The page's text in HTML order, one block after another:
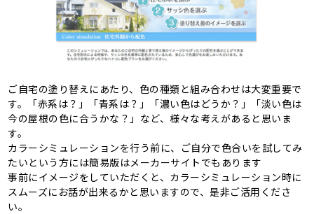
ご自宅の塗り替えにあたり、色の種類と組み合わせは大変重要で
す。「赤系は？」「青系は？」「濃い色はどうか？」「淡い色は
今の屋根の色に合うかな？」など、様々な考えがあると思いま
す。
カラーシミュレーションを行う前に、ご自分で色合いを試してみ
たいという方には簡易版はメーカーサイトでもあります
事前にイメージをしていただくと、カラーシミュレーション時に
スムーズにお話が出来るかと思いますので、是非ご活用くださ
い。